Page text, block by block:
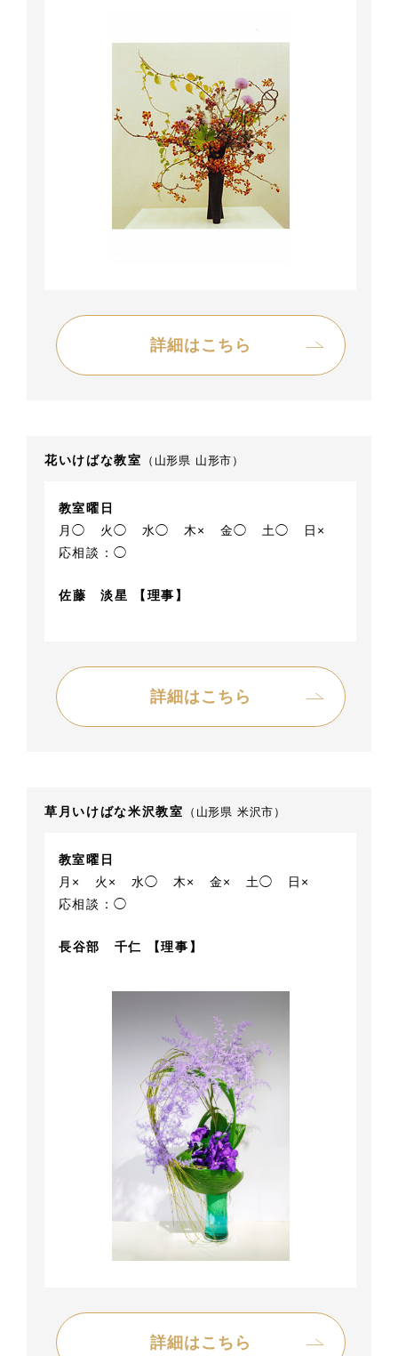
詳細はこちら
花いけばな教室 （山形県 山形市）
教室曜日
月◯
火◯ 水◯ 木× 金◯ 土◯
日×
応相談：◯
佐藤 淡星 【理事】
詳細はこちら
草月いけばな米沢教室 （山形県 米沢市）
教室曜日
月×
火× 水◯ 木× 金× 土◯
日×
応相談：◯
長谷部 千仁 【理事】
詳細はこちら